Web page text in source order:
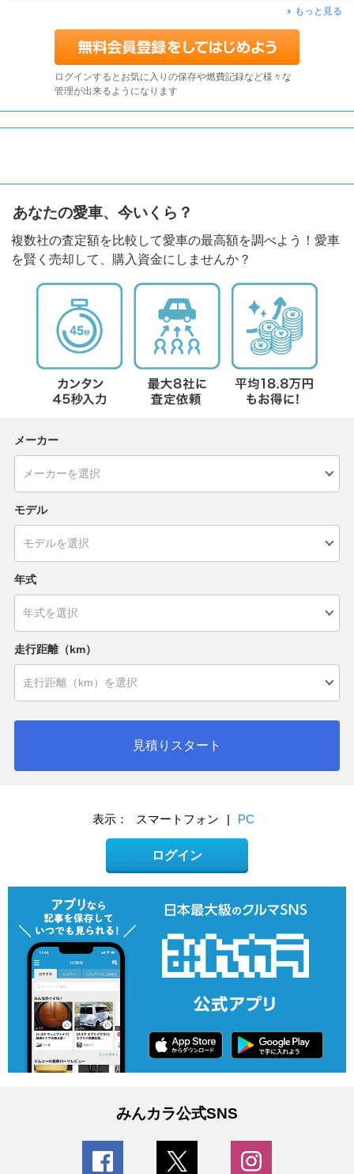
もっと見る
ログインするとお気に入りの保存や燃費記録など様々な
管理が出来るようになります
あなたの愛車、今いくら？
複数社の査定額を比較して愛車の最高額を調べよう！愛車
を賢く売却して、購入資金にしませんか？
メーカー
モデル
年式
走行距離（km）
見積りスタート
表示： スマートフォン | PC
ログイン
みんカラ公式SNS